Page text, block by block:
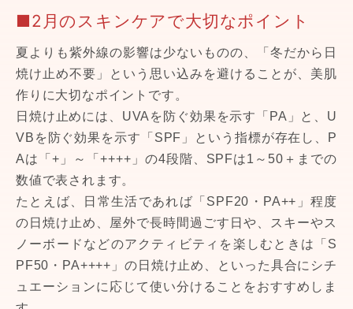
■2月のスキンケアで大切なポイント
夏よりも紫外線の影響は少ないものの、「冬だから日
焼け止め不要」という思い込みを避けることが、美肌
作りに大切なポイントです。
日焼け止めには、UVAを防ぐ効果を示す「PA」と、U
VBを防ぐ効果を示す「SPF」という指標が存在し、P
Aは「+」～「++++」の4段階、SPFは1～50＋までの
数値で表されます。
たとえば、日常生活であれば「SPF20・PA++」程度
の日焼け止め、屋外で長時間過ごす日や、スキーやス
ノーボードなどのアクティビティを楽しむときは「S
PF50・PA++++」の日焼け止め、といった具合にシチ
ュエーションに応じて使い分けることをおすすめしま